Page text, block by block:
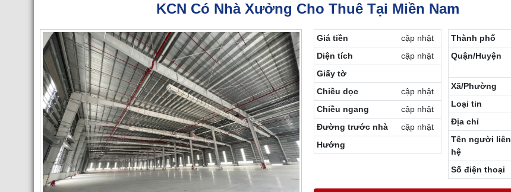
KCN Có Nhà Xưởng Cho Thuê Tại Miền Nam
Giá tiền
cập nhật
Diện tích
cập nhật
Giấy tờ
Chiều dọc
cập nhật
Chiều ngang
cập nhật
Đường trước nhà
cập nhật
Hướng
Thành phố
Quận/Huyện
Xã/Phường
Loại tin
Địa chỉ
Tên người liên
hệ
Số điện thoại